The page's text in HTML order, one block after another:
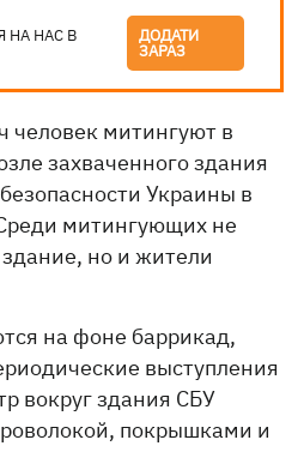
НА НАС В ДОДАТИ
ЗАРАЗ
человек митингуют в
захваченного здания
Украины в
митингующих не
но и жители
на фоне баррикад,
выступления
вокруг здания СБУ
покрышками и